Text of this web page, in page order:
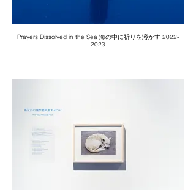
Prayers Dissolved in the Sea 海の中に祈りを溶かす 2022-
2023